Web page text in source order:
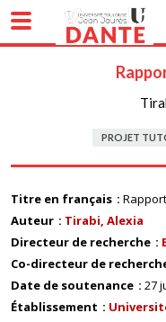
PROJET
Titre en français
Auteur
Tirabi, Alexia
Directeur de recherche
Co-directeur de
Date de soutenance
27
Établissement